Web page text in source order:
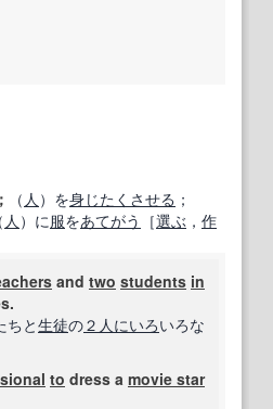
； （ 人 ）を身じたく させる ；
人 ）に服をあてがう ［選ぶ ， 作
and two students in
ちと生徒の２人 にいろいろな
to dress a movie star